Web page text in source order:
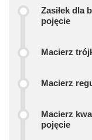
Zasiłek dla
pojęcie
Macierz
Macierz
Macierz
pojęcie